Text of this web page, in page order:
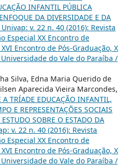
INFANTIL PÚBLICA
DA DIVERSIDADE E DA
v. 22 n. 40 (2016): Revista
Especial XX Encontro de
Encontro de Pós-Graduação, X
do Vale do Paraíba /
Silva, Edna Maria Querido de
Aparecida Vieira Marcondes,
A TRÍADE EDUCAÇÃO INFANTIL,
E REPRESENTAÇÕES SOCIAIS
SOBRE O ESTADO DA
v. 22 n. 40 (2016): Revista
Especial XX Encontro de
Encontro de Pós-Graduação, X
do Vale do Paraíba /